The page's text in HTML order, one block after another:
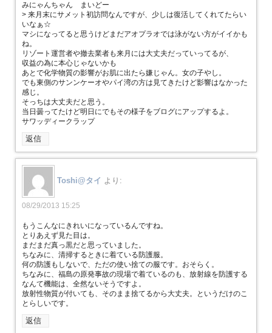
みにゃんちゃん まいどー
> 来月末にサメット初訪問なんですが、少しは復活してくれてたらい
いなぁ☆
マシになってると思うけどまだアオプラオでは泳がない方がイイかも
ね。
リゾート運営者や撤去業者も来月には大丈夫だっていってるが、
収益の為に本心じゃないかも
あとで化学物質の影響がお肌に出たら嫌じゃん。女の子やし。
でも東側のサンンケーオやパイ湾の方は見てきたけど影響はなかった
感じ。
そっちは大丈夫だと思う。
当日曇ってたけど明日にでもその様子をブログにアップするよ。
サワッディークラップ
返信
Toshi@タイ より:
08/29/2013 15:25
もうこんなにきれいになっているんですね。
とりあえず見た目は。
まだまだ真っ黒だと思っていました。
ちなみに、清掃するときに着ている防護服。
何の防護もしないで、ただの使い捨ての服です。おそらく。
ちなみに、福島の原発事故の現場で着ているのも、放射線を防護する
なんて機能は、全然ないそうですよ。
放射性物質が付いても、そのまま捨てるから大丈夫。というだけのこ
とらしいです。
返信